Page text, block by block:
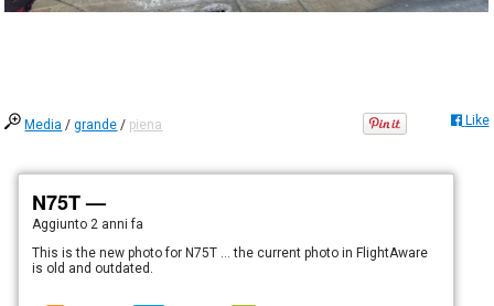
Media /grande / piena Like
N75T —
Aggiunto 2 anni fa
This is the new photo for N75T ... the current photo in FlightAware
is old and outdated.